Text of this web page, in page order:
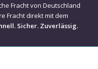
Fracht von Deutschland
Fracht direkt mit dem
Sicher. Zuverlässig.